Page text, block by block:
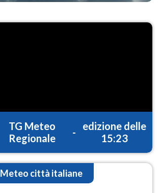
TG Meteo
Regionale
-
edizione delle
15:23
Meteo città italiane